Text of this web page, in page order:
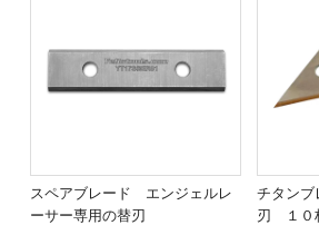
スペアブレード エンジェルレ
ーサー専用の替刃
チタン
刃 １０